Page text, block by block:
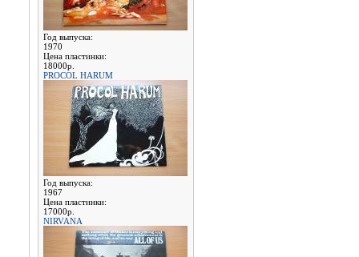
Год выпуска:
1970
Цена пластинки:
18000р.
PROCOL HARUM
Год выпуска:
1967
Цена пластинки:
17000р.
NIRVANA